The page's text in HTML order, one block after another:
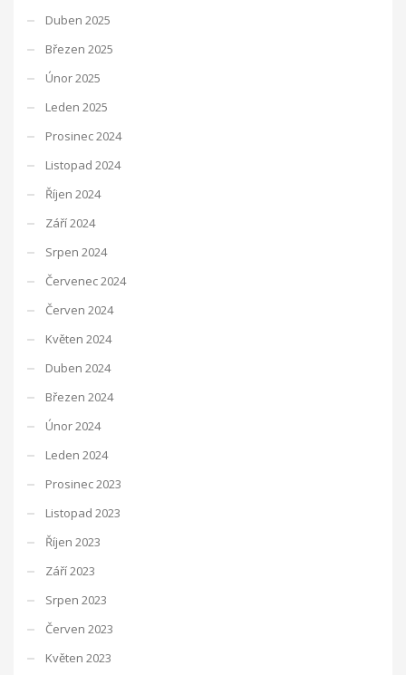
Duben 2025
Březen 2025
Únor 2025
Leden 2025
Prosinec 2024
Listopad 2024
Říjen 2024
Září 2024
Srpen 2024
Červenec 2024
Červen 2024
Květen 2024
Duben 2024
Březen 2024
Únor 2024
Leden 2024
Prosinec 2023
Listopad 2023
Říjen 2023
Září 2023
Srpen 2023
Červen 2023
Květen 2023